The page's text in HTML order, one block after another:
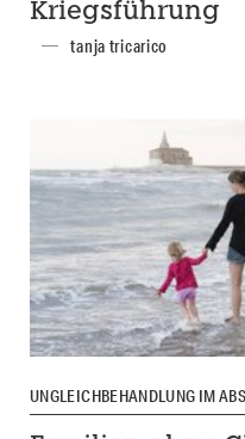
Kriegsführung
tanja tricarico
UNGLEICHBEHANDLUNG IM